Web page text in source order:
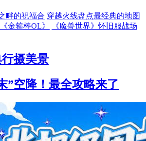
畔的祝福合 穿越火线盘点最经典的地图
金箍棒OL》
《魔兽世界》怀旧服战场
行摄美景
”空降！最全攻略来了